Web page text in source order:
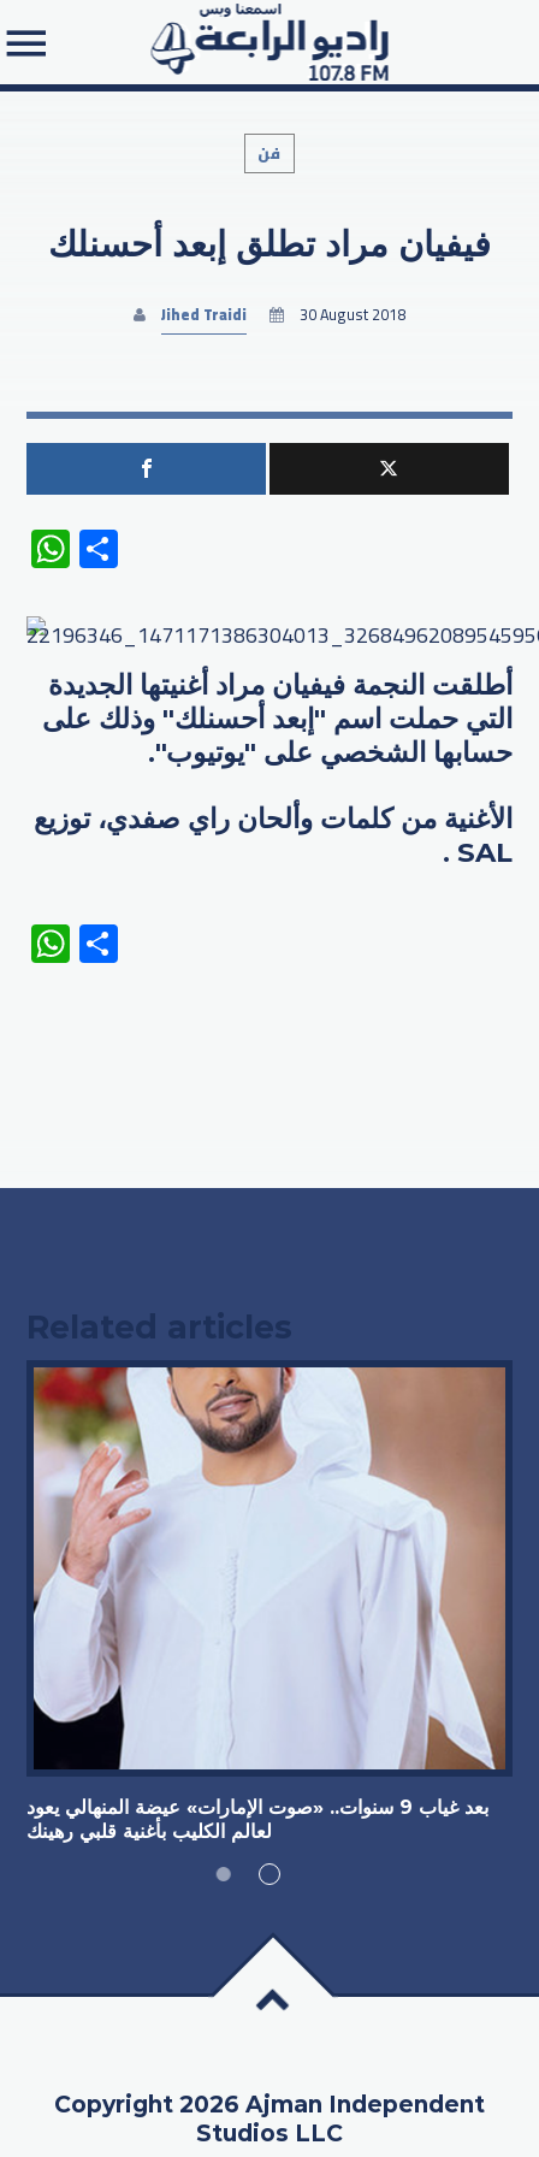
Search in the website:
فن
فيفيان مراد تطلق إبعد أحسنلك
Jihed Traidi 30 August 2018
WhatsApp
أطلقت النجمة فيفيان مراد ​أغنيتها الجديدة
التي حملت اسم "إبعد أحسنلك" وذلك على
حسابها الشخصي على "يوتيوب".
الأغنية من كلمات وألحان راي صفدي، توزيع
SAL .
WhatsApp
Related articles
بعد غياب 9 سنوات.. «صوت الإمارات» عيضة المنهالي يعود
لعالم الكليب بأغنية قلبي رهينك
Copyright 2026 Ajman Independent
Studios LLC